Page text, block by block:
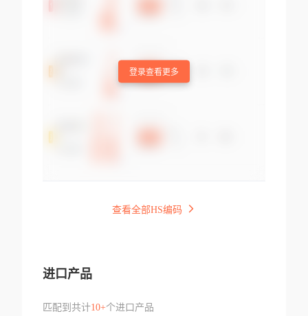
登录查看更多
查看全部HS编码
进口产品
匹配到共计10+个进口产品